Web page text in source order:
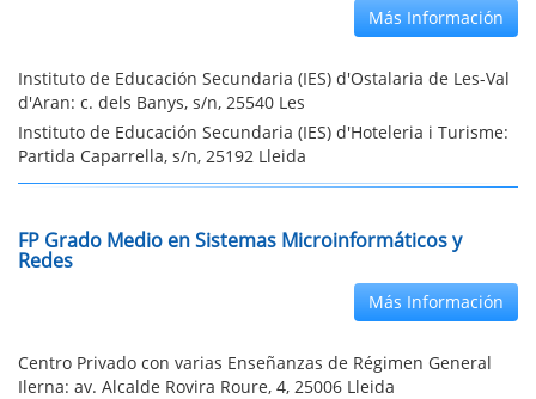
Más Información
Instituto de Educación Secundaria (IES) d'Ostalaria de Les-Val
d'Aran: c. dels Banys, s/n, 25540 Les
Instituto de Educación Secundaria (IES) d'Hoteleria i Turisme:
Partida Caparrella, s/n, 25192 Lleida
FP Grado Medio en Sistemas Microinformáticos y
Redes
Más Información
Centro Privado con varias Enseñanzas de Régimen General
Ilerna: av. Alcalde Rovira Roure, 4, 25006 Lleida